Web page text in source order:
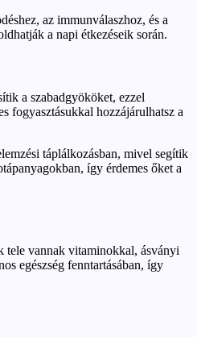
az immunválaszhoz, és a
a napi étkezéseik során.
a szabadgyököket, ezzel
fogyasztásukkal hozzájárulhatsz a
táplálkozásban, mivel segítik
így érdemes őket a
tele vannak vitaminokkal, ásványi
egészség fenntartásában, így